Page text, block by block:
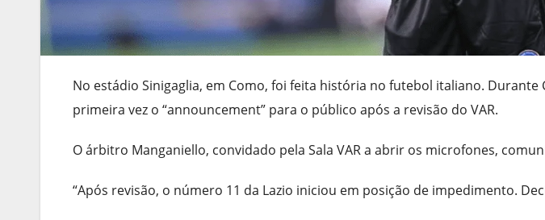
No estádio Sinigaglia, em Como, foi feita história no futebol italiano. Durante
primeira vez o “announcement” para o público após a revisão do VAR.
O árbitro Manganiello, convidado pela Sala VAR a abrir os microfones,
“Após revisão, o número 11 da Lazio iniciou em posição de impedimento.